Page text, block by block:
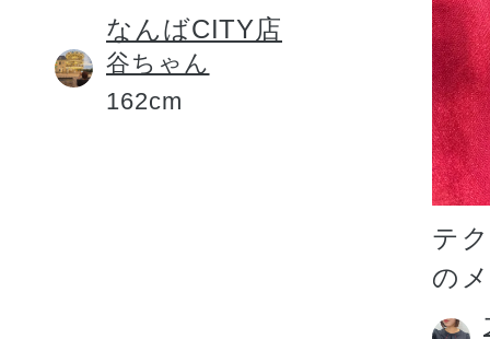
なんばCITY店
谷ちゃん
162cm
テ
の